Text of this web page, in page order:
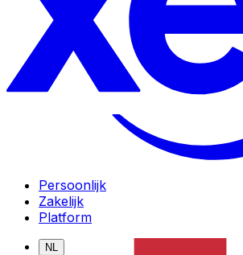
Persoonlijk
Zakelijk
Platform
NL